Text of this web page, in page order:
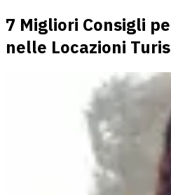
7 Migliori Consigli
nelle Locazioni